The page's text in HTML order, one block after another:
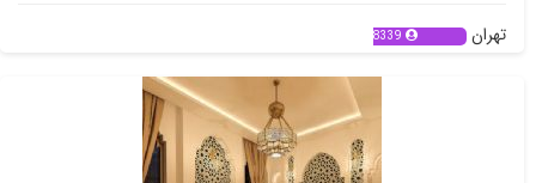
تهران 8339